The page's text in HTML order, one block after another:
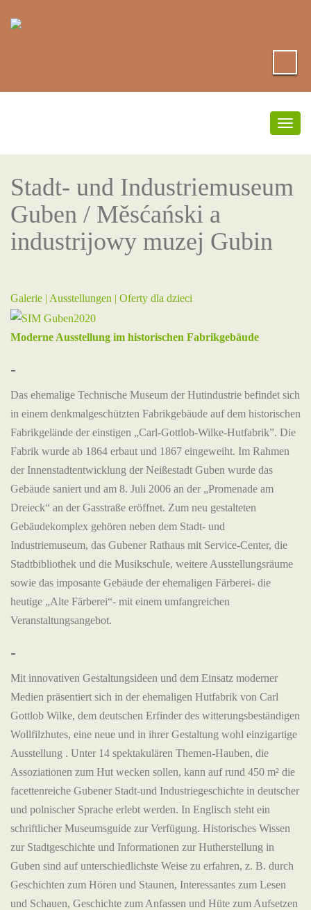
Stadt- und Industriemuseum
Guben / Měsćański a
industrijowy muzej Gubin
Galerie | Ausstellungen | Oferty dla dzieci
Moderne Ausstellung im historischen Fabrikgebäude
-
Das ehemalige Technische Museum der Hutindustrie befindet sich
in einem denkmalgeschützten Fabrikgebäude auf dem historischen
Fabrikgelände der einstigen „Carl-Gottlob-Wilke-Hutfabrik”. Die
Fabrik wurde ab 1864 erbaut und 1867 eingeweiht. Im Rahmen
der Innenstadtentwicklung der Neißestadt Guben wurde das
Gebäude saniert und am 8. Juli 2006 an der „Promenade am
Dreieck“ an der Gasstraße eröffnet. Zum neu gestalteten
Gebäudekomplex gehören neben dem Stadt- und
Industriemuseum, das Gubener Rathaus mit Service-Center, die
Stadtbibliothek und die Musikschule, weitere Ausstellungsräume
sowie das imposante Gebäude der ehemaligen Färberei- die
heutige „Alte Färberei“- mit einem umfangreichen
Veranstaltungsangebot.
-
Mit innovativen Gestaltungsideen und dem Einsatz moderner
Medien präsentiert sich in der ehemaligen Hutfabrik von Carl
Gottlob Wilke, dem deutschen Erfinder des witterungsbeständigen
Wollfilzhutes, eine neue und in ihrer Gestaltung wohl einzigartige
Ausstellung . Unter 14 spektakulären Themen-Hauben, die
Assoziationen zum Hut wecken sollen, kann auf rund 450 m² die
facettenreiche Gubener Stadt-und Industriegeschichte in deutscher
und polnischer Sprache erlebt werden. In Englisch steht ein
schriftlicher Museumsguide zur Verfügung. Historisches Wissen
zur Stadtgeschichte und Informationen zur Hutherstellung in
Guben sind auf unterschiedlichste Weise zu erfahren, z. B. durch
Geschichten zum Hören und Staunen, Interessantes zum Lesen
und Schauen, Geschichte zum Anfassen und Hüte zum Aufsetzen